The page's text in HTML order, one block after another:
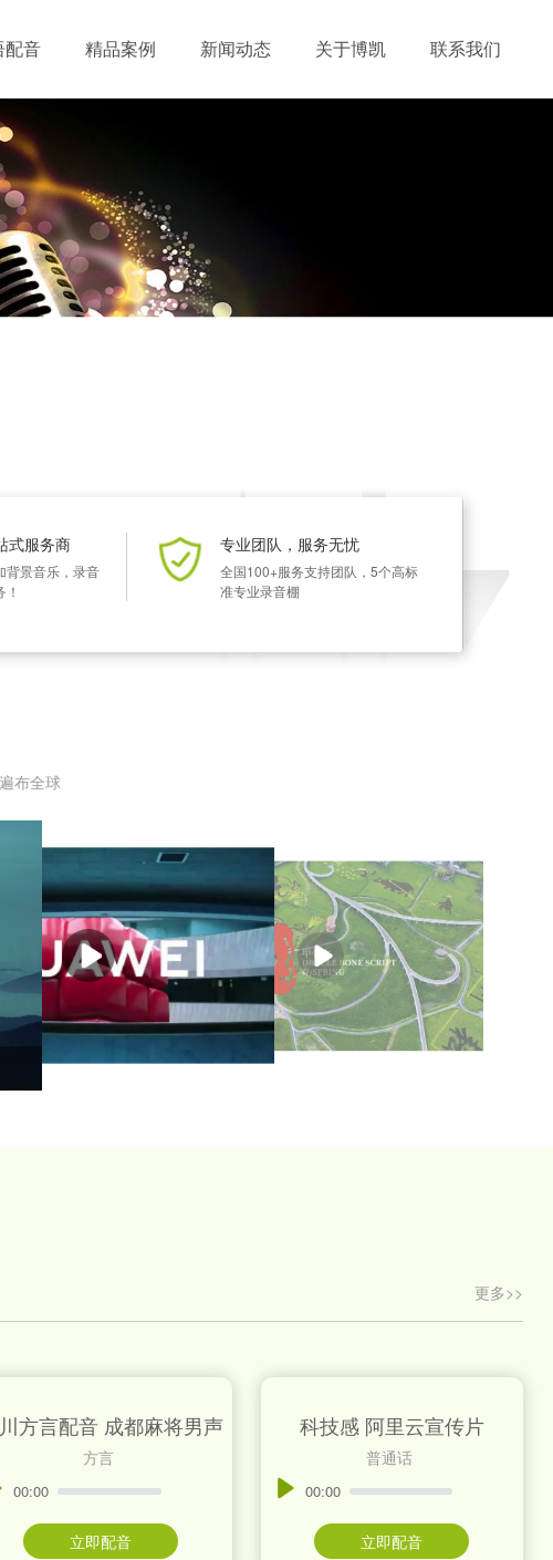
配音 精品案例 新闻动态 关于博凯 联系我们
式服务商
背景音乐，录音
专业团队，服务无忧
全国100+服务支持团队，5个高标
准专业录音棚
布全球
更多>>
方言配音 成都麻将男声
方言
00:00
立即配音
科技感 阿里云宣传片
普通话
00:00
立即配音